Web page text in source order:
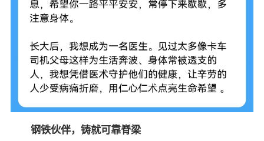
钢铁伙伴，铸就可靠脊梁